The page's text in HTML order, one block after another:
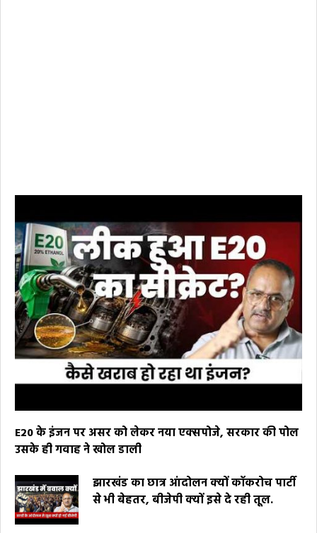
E20 के इंजन पर असर को लेकर नया एक्सपोजे, सरकार की पोल
उसके ही गवाह ने खोल डाली
झारखंड का छात्र आंदोलन क्यों कॉकरोच पार्टी
से भी बेहतर, बीजेपी क्यों इसे दे रही तूल.